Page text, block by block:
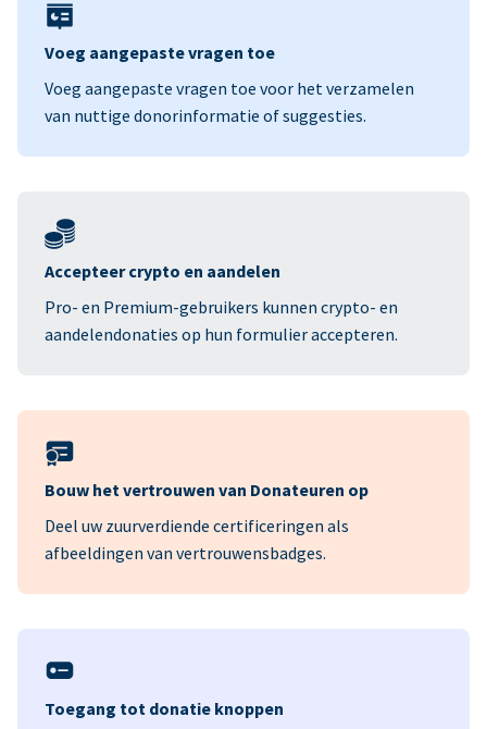
Voeg aangepaste vragen toe
Voeg aangepaste vragen toe voor het verzamelen
van nuttige donorinformatie of suggesties.
Accepteer crypto en aandelen
Pro- en Premium-gebruikers kunnen crypto- en
aandelendonaties op hun formulier accepteren.
Bouw het vertrouwen van Donateuren op
Deel uw zuurverdiende certificeringen als
afbeeldingen van vertrouwensbadges.
Toegang tot donatie knoppen